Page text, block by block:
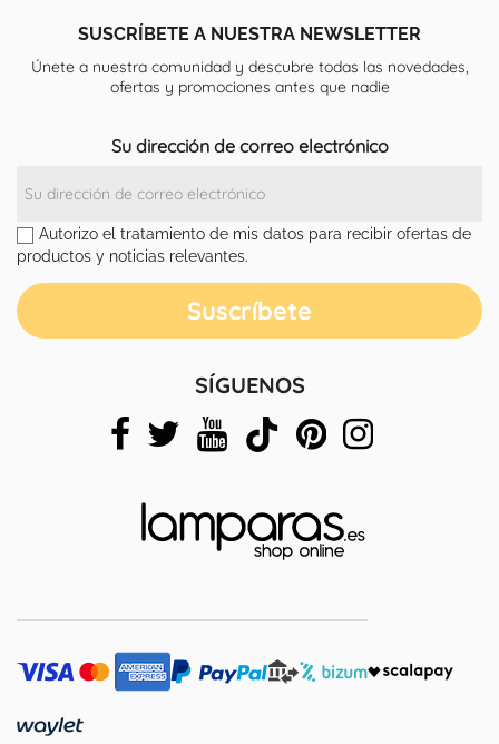
SUSCRÍBETE A NUESTRA NEWSLETTER
Únete a nuestra comunidad y descubre todas las novedades,
ofertas y promociones antes que nadie
Su dirección de correo electrónico
Autorizo el tratamiento de mis datos para recibir ofertas de
productos y noticias relevantes.
SÍGUENOS